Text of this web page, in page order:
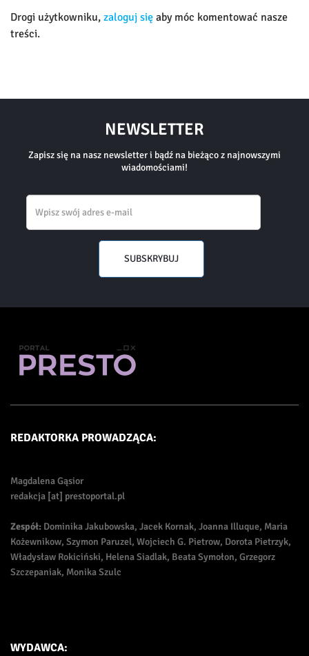
Drogi użytkowniku, zaloguj się aby móc komentować nasze
treści.
NEWSLETTER
Zapisz się na nasz newsletter i bądź na bieżąco z najnowszymi
wiadomościami!
SUBSKRYBUJ
REDAKTORKA PROWADZĄCA:
Magdalena Gąsior
redakcja [at] prestoportal.pl
Zespół: Dominika Jakubowska, Jacek Kornak, Joanna Illuque, Maria
Kożewnikow, Szymon Paruzel, Wojciech G. Pietrow, Dorota Pietrzyk,
Władysław Rokiciński, Helena Siadlak, Beata Symołon, Grzegorz
Szczepaniak, Monika Szulc
WYDAWCA: